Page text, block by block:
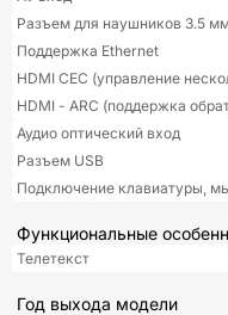
Разъем для наушников 3.5
Поддержка Ethernet
HDMI CEC (управление
HDMI - ARC (поддержка
Аудио оптический вход
Разъем USB
Подключение клавиатуры,
Функциональные
Телетекст
Год выхода модели